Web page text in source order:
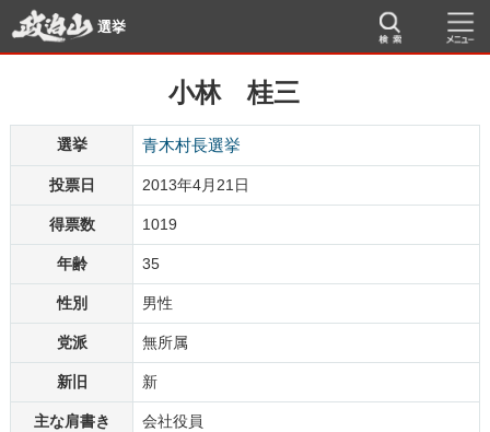
選挙
小林 桂三
選挙 青木村長選挙
投票日 2013年4月21日
得票数 1019
年齢 35
性別 男性
党派 無所属
新旧 新
主な肩書き 会社役員